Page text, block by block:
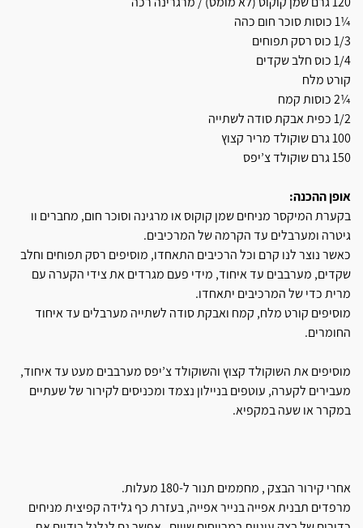
¼1 כוסות סוכר חום כהה
1/3 כוס רסק תפוחים
1/4 כוס חלב שקדים
קורט מלח
¼2 כוסות קמח
1/2 כפית אבקת סודה לשתייה
100 גרם שוקולד מריר קצוץ
150 גרם שוקולד צ’יפס
אופן ההכנה:
בקערת המיקסר מניחים שמן קוקוס או מרגינה וסוכר חום, מחברים וו
גיטרה ומערבלים עד הקרמה של המרכיבים.
כאשר נוצר לנו קרם וכל הרכיבים התאחדו, מוסיפים רסק תפוחים וחלב
שקדים, מערבבים עד איחוד, מידי פעם מגרדים את צידי הקערה עם
מרית כדי של המרכיבים יתאחדו.
מוסיפים קורט מלח, קמח ואבקת סודה לשתייה מערבלים עד איחוד
החומרים.
מוסיפים את השוקולד קצוץ והשוקולד צ’יפס מערבבים מעט עד איחוד,
מעבירים לקערה, עוטפים בניילון נצמד ומכניסים לקירור של שעתיים
במקרר או שעה במקפיא.
אחרי קירור הבצק , מחממים תנור ל-180 מעלות.
מרפדים תבנית אפייה בנייר אפייה, בעזרת כף גלידה קפיצית מניחים